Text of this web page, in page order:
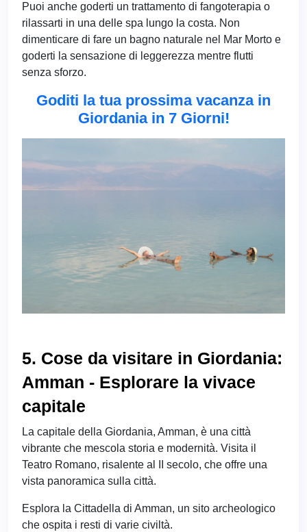
Puoi anche goderti un trattamento di fangoterapia o
rilassarti in una delle spa lungo la costa. Non
dimenticare di fare un bagno naturale nel Mar Morto e
goderti la sensazione di leggerezza mentre flutti
senza sforzo.
Goditi la tua prossima vacanza in
Giordania in 7 Giorni!
5. Cose da visitare in Giordania:
Amman - Esplorare la vivace
capitale
La capitale della Giordania, Amman, è una città
vibrante che mescola storia e modernità. Visita il
Teatro Romano, risalente al II secolo, che offre una
vista panoramica sulla città.
Esplora la Cittadella di Amman, un sito archeologico
che ospita i resti di varie civiltà.